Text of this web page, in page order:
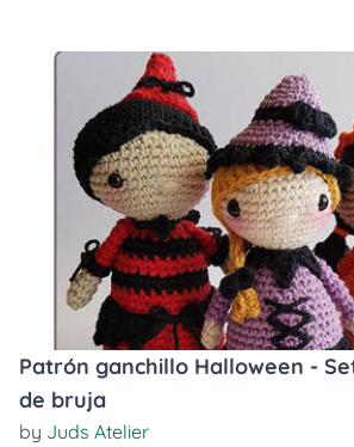
Patrón ganchillo Halloween -
de bruja
by Juds Atelier